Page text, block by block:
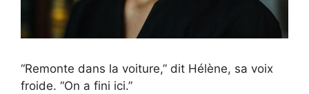
“Remonte dans la voiture,” dit Hélène, sa voix
froide. “On a fini ici.”